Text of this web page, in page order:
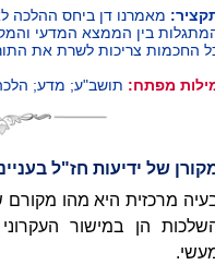
מאמרנו דן ביחס ההלכה
בין הממצא המדעי
החכמות צריכות לשרת את
מפתח: תושב"ע; מדע;
של ידיעות חז"ל
מרכזית היא מהו מקורם
הן במישור